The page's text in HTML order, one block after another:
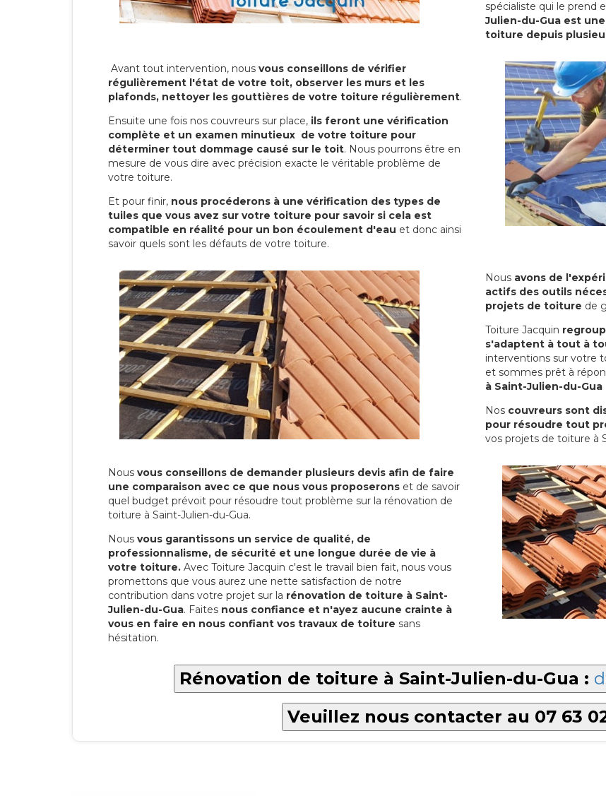
spécialiste qui le prend
Julien-du-Gua est
toiture depuis
Avant tout intervention, nous vous conseillons de vérifier
régulièrement l'état de votre toit, observer les murs et les
plafonds, nettoyer les gouttières de votre toiture régulièrement.
Ensuite une fois nos couvreurs sur place, ils feront une vérification
complète et un examen minutieux de votre toiture pour
déterminer tout dommage causé sur le toit. Nous pourrons être en
mesure de vous dire avec précision exacte le véritable problème de
votre toiture.
Et pour finir, nous procéderons à une vérification des types de
tuiles que vous avez sur votre toiture pour savoir si cela est
compatible en réalité pour un bon écoulement d'eau et donc ainsi
savoir quels sont les défauts de votre toiture.
Nous avons de
actifs des outils
projets de toiture de
Toiture Jacquin
s'adaptent à tout à
interventions sur votre
et sommes prêt à
à Saint-Julien-du-Gua
Nos couvreurs sont
pour résoudre tout
vos projets de toiture à
Nous vous conseillons de demander plusieurs devis afin de faire
une comparaison avec ce que nous vous proposerons et de savoir
quel budget prévoit pour résoudre tout problème sur la rénovation de
toiture à Saint-Julien-du-Gua.
Nous vous garantissons un service de qualité, de
professionnalisme, de sécurité et une longue durée de vie à
votre toiture. Avec Toiture Jacquin c'est le travail bien fait, nous vous
promettons que vous aurez une nette satisfaction de notre
contribution dans votre projet sur la rénovation de toiture à Saint-
Julien-du-Gua. Faites nous confiance et n'ayez aucune crainte à
vous en faire en nous confiant vos travaux de toiture sans
hésitation.
Rénovation de toiture à Saint-Julien-du-Gua :
Veuillez nous contacter au 07 63